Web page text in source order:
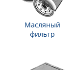
Масляный
фильтр